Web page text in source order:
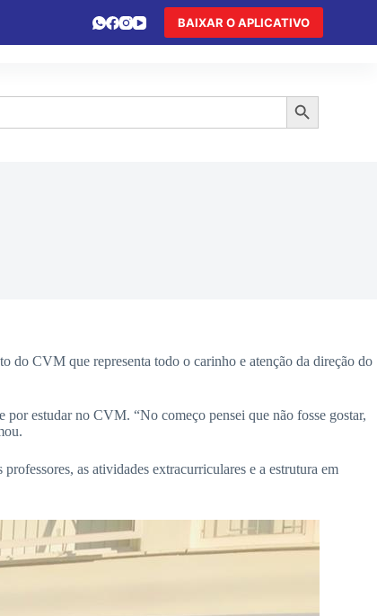
BAIXAR O APLICATIVO
Search Button
do CVM que representa todo o carinho e atenção da direção do
estudar no CVM. “No começo pensei que não fosse gostar,
as atividades extracurriculares e a estrutura em